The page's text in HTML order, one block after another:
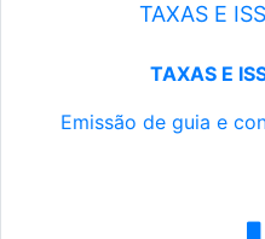
TAXAS E
TAXAS E
Emissão de guia e